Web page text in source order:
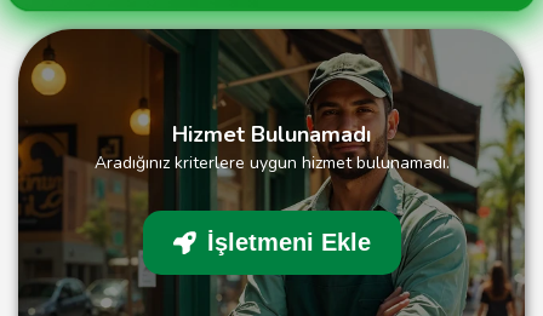
Hizmet Bulunamadı
Aradığınız kriterlere uygun hizmet bulunamadı.
İşletmeni Ekle